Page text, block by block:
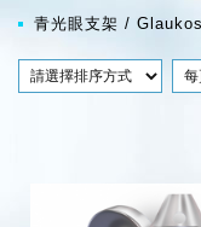
青光眼支架